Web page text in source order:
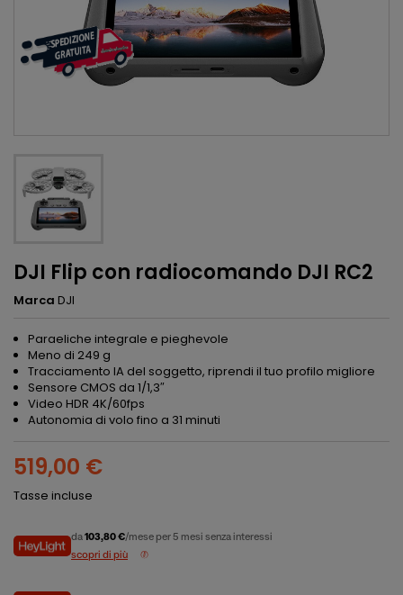
DJI Flip con radiocomando DJI RC2
Marca DJI
Paraeliche integrale e pieghevole
Meno di 249 g
Tracciamento IA del soggetto, riprendi il tuo profilo migliore
Sensore CMOS da 1/1,3″
Video HDR 4K/60fps
Autonomia di volo fino a 31 minuti
519,00 €
Tasse incluse
da103,80 €/mese per 5 mesi senza interessi
scopri di più